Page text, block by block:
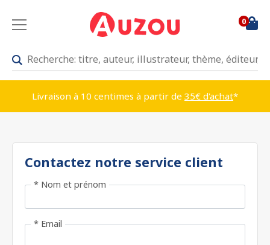
0
Livraison à 10 centimes à partir de 35€ d'achat*
Contactez notre service client
* Nom et prénom
* Email